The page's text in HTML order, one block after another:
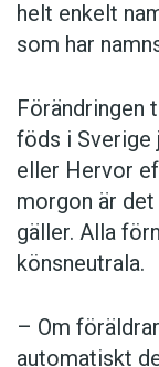
helt enkelt
som har
Förändringen
föds i Sverige
eller Hervor
morgon är
gäller. Alla
könsneutrala.
– Om
automatiskt